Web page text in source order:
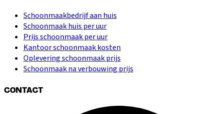
Schoonmaakbedrijf aan huis
Schoonmaak huis per uur
Prijs schoonmaak per uur
Kantoor schoonmaak kosten
Oplevering schoonmaak prijs
Schoonmaak na verbouwing prijs
CONTACT